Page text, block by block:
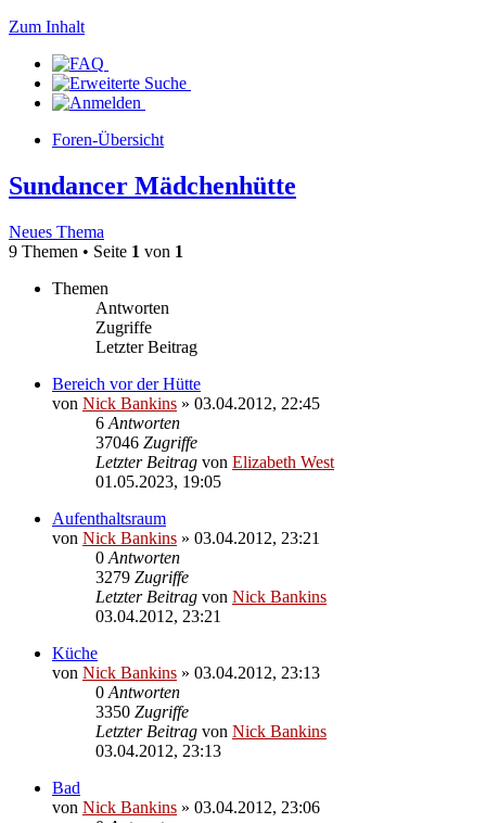
Zum Inhalt
Foren-Übersicht
Sundancer Mädchenhütte
Neues Thema
9 Themen • Seite 1 von 1
Themen
Antworten
Zugriffe
Letzter Beitrag
Bereich vor der Hütte
von Nick Bankins » 03.04.2012, 22:45
6 Antworten
37046 Zugriffe
Letzter Beitrag von Elizabeth West
01.05.2023, 19:05
Aufenthaltsraum
von Nick Bankins » 03.04.2012, 23:21
0 Antworten
3279 Zugriffe
Letzter Beitrag von Nick Bankins
03.04.2012, 23:21
Küche
von Nick Bankins » 03.04.2012, 23:13
0 Antworten
3350 Zugriffe
Letzter Beitrag von Nick Bankins
03.04.2012, 23:13
Bad
von Nick Bankins » 03.04.2012, 23:06